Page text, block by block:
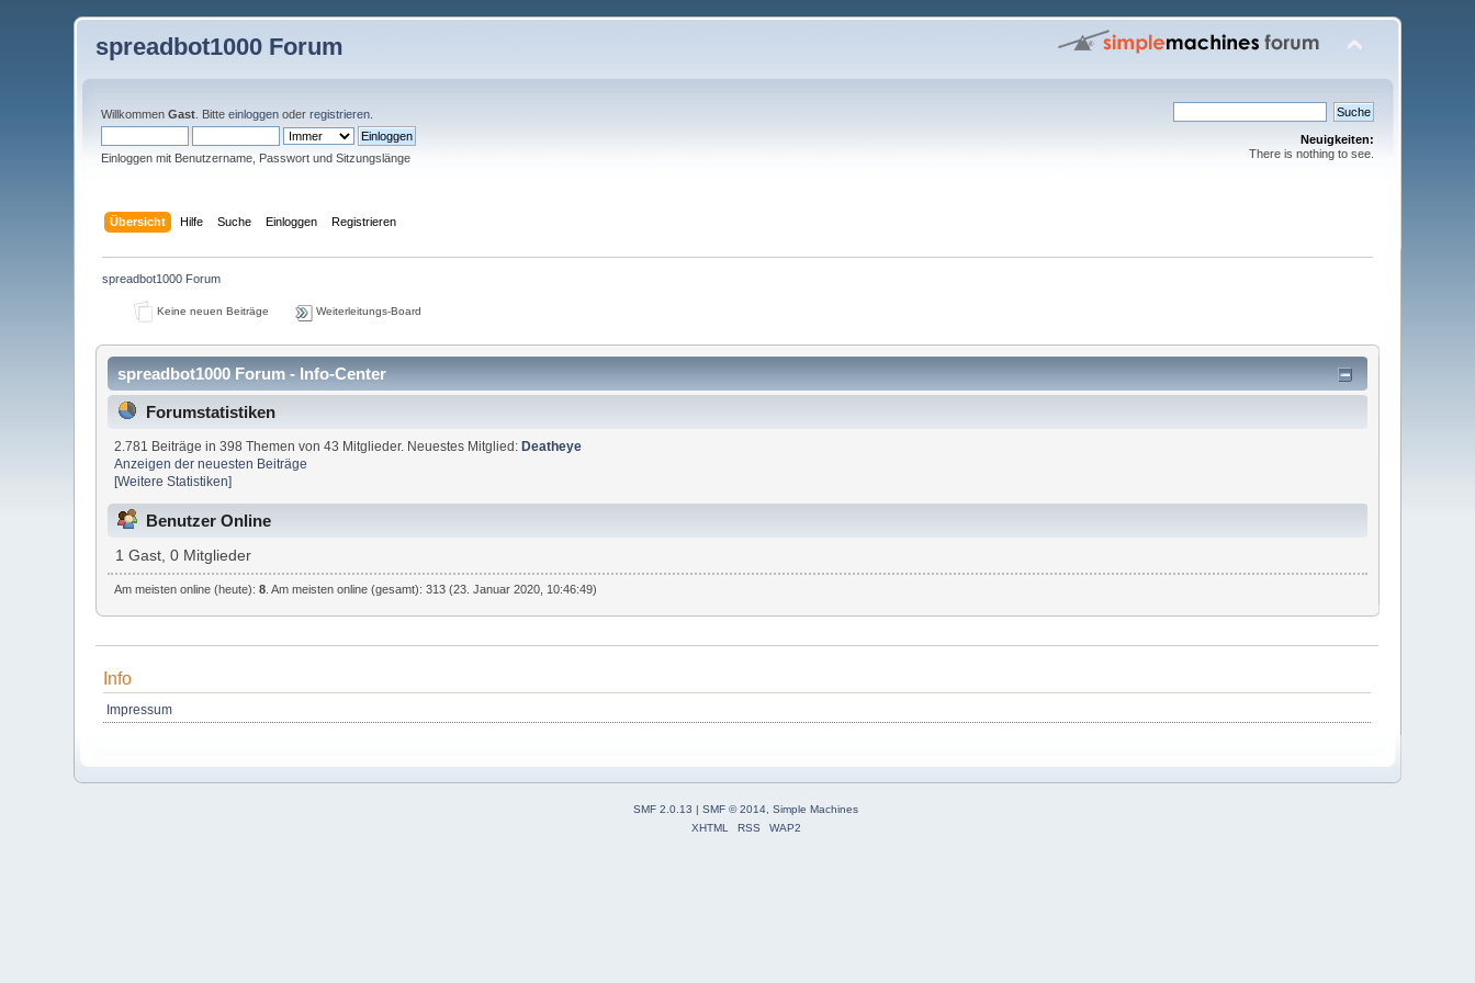
spreadbot1000 Forum
WillkommenGast . Bitteeinloggen oderregistrieren
Einloggen mit Benutzername, Passwort und Sitzungslänge
Neuigkeiten:
There is nothing to see.
Übersicht Hilfe Suche Einloggen Registrieren
spreadbot1000 Forum
Keine neuen Beiträge Weiterleitungs-Board
spreadbot1000 Forum - Info-Center
Forumstatistiken
2.781 Beiträge in 398 Themen von 43 Mitglieder. Neuestes Mitglied:Deatheye
Anzeigen der neuesten Beiträge
[Weitere Statistiken]
Benutzer Online
1 Gast, 0 Mitglieder
Am meisten online (heute): 8. Am meisten online (gesamt): 313 (23. Januar 2020, 10:46:49)
Info
Impressum
SMF 2.0.13 | SMF © 2014 Simple Machines
XHTML
RSS WAP2